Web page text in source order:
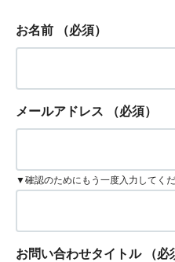
お名前 （必須）
メールアドレス （必須）
▼確認のためにもう一度入力してくだ
お問い合わせタイトル （必